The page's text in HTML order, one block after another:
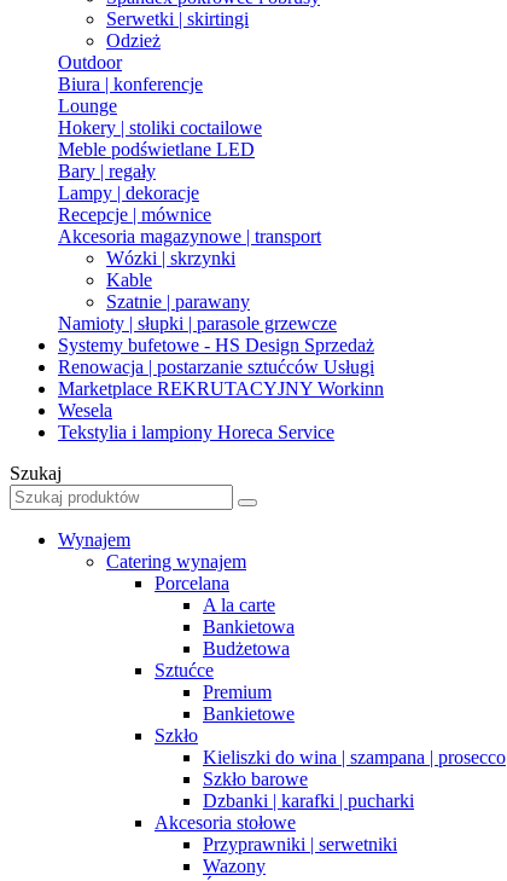
Serwetki | skirtingi
Odzież
Outdoor
Biura | konferencje
Lounge
Hokery | stoliki coctailowe
Meble podświetlane LED
Bary | regały
Lampy | dekoracje
Recepcje | mównice
Akcesoria magazynowe | transport
Wózki | skrzynki
Kable
Szatnie | parawany
Namioty | słupki | parasole grzewcze
Systemy bufetowe - HS Design Sprzedaż
Renowacja | postarzanie sztućców Usługi
Marketplace REKRUTACYJNY Workinn
Wesela
Tekstylia i lampiony Horeca Service
Szukaj
Wynajem
Catering wynajem
Porcelana
A la carte
Bankietowa
Budżetowa
Sztućce
Premium
Bankietowe
Szkło
Kieliszki do wina | szampana | prosecco
Szkło barowe
Dzbanki | karafki | pucharki
Akcesoria stołowe
Przyprawniki | serwetniki
Wazony